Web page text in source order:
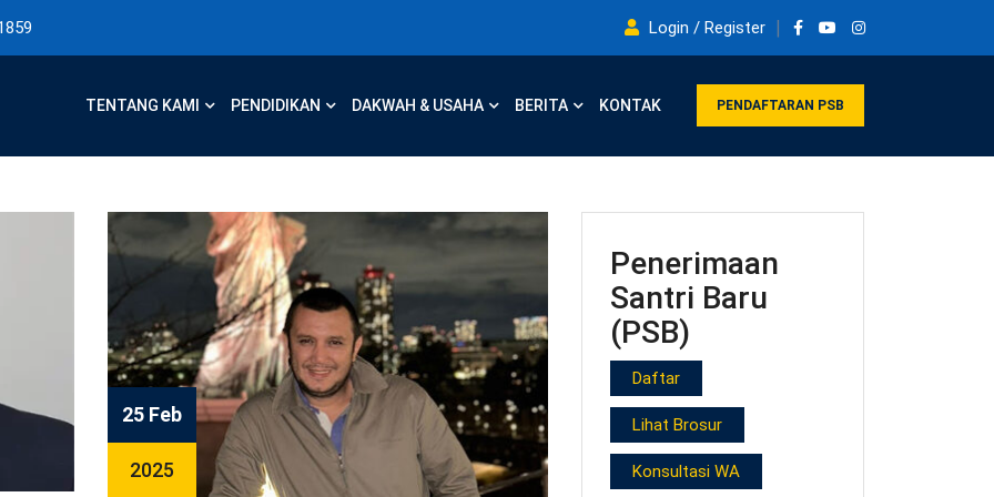
Login / Register
PENDAFTARAN PSB
TENTANG KAMI PENDIDIKAN DAKWAH & USAHA BERITA KONTAK
25 Feb
2025
Penerimaan
Santri Baru
(PSB)
Daftar
Lihat Brosur
Konsultasi WA